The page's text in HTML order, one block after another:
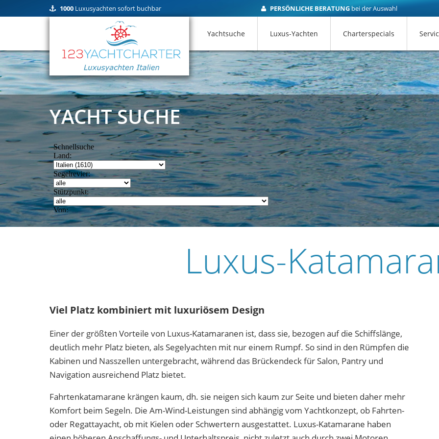
1000Luxusyachten sofort buchbar PERSÖNLICHE BERATUNGbei der Auswahl
Yachtsuche Luxus-Yachten Charterspecials
Jetzt anfragen
YACHT SUCHE
Luxus-
Viel Platz kombiniert mit luxuriösem Design
Einer der größten Vorteile von Luxus-Katamaranen ist, dass sie, bezogen auf die Schiffslänge,
deutlich mehr Platz bieten, als Segelyachten mit nur einem Rumpf. So sind in den Rümpfen die
Kabinen und Nasszellen untergebracht, während das Brückendeck für Salon, Pantry und
Navigation ausreichend Platz bietet.
Fahrtenkatamarane krängen kaum, dh. sie neigen sich kaum zur Seite und bieten daher mehr
Komfort beim Segeln. Die Am-Wind-Leistungen sind abhängig vom Yachtkonzept, ob Fahrten-
oder Regattayacht, ob mit Kielen oder Schwertern ausgestattet. Luxus-Katamarane haben